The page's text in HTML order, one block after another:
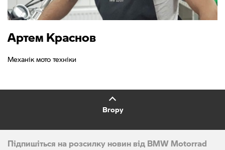
Артем Краснов
Механік мото техніки
Вгору
Підпишіться на розсилку новин від BMW Motorrad